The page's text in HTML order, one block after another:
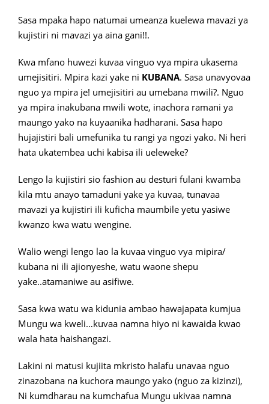
Sasa mpaka hapo natumai umeanza kuelewa mavazi ya
kujistiri ni mavazi ya aina gani!!.
Kwa mfano huwezi kuvaa vinguo vya mpira ukasema
umejisitiri. Mpira kazi yake ni KUBANA. Sasa unavyovaa
nguo ya mpira je! umejisitiri au umebana mwili?. Nguo
ya mpira inakubana mwili wote, inachora ramani ya
maungo yako na kuyaanika hadharani. Sasa hapo
hujajistiri bali umefunika tu rangi ya ngozi yako. Ni heri
hata ukatembea uchi kabisa ili ueleweke?
Lengo la kujistiri sio fashion au desturi fulani kwamba
kila mtu anayo tamaduni yake ya kuvaa, tunavaa
mavazi ya kujistiri ili kuficha maumbile yetu yasiwe
kwanzo kwa watu wengine.
Walio wengi lengo lao la kuvaa vinguo vya mipira/
kubana ni ili ajionyeshe, watu waone shepu
yake..atamaniwe au asifiwe.
Sasa kwa watu wa kidunia ambao hawajapata kumjua
Mungu wa kweli…kuvaa namna hiyo ni kawaida kwao
wala hata haishangazi.
Lakini ni matusi kujiita mkristo halafu unavaa nguo
zinazobana na kuchora maungo yako (nguo za kizinzi),
Ni kumdharau na kumchafua Mungu ukivaa namna